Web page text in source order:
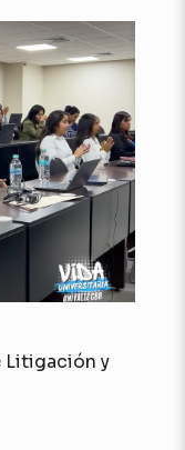
Litigación y